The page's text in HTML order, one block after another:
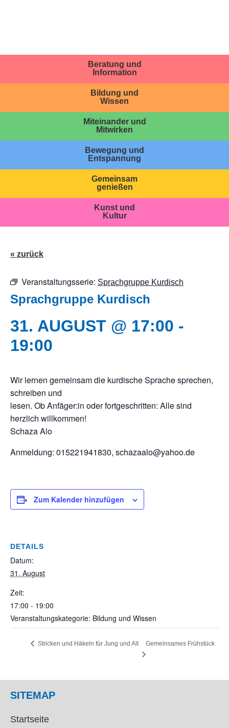
Beratung und
Information
Bildung und
Wissen
Miteinander und
Mitwirken
Bewegung und
Entspannung
Gemeinsam
genießen
Kunst und
Kultur
« zurück
Veranstaltungsserie: Sprachgruppe Kurdisch
Sprachgruppe Kurdisch
31. AUGUST @ 17:00 -
19:00
Wir lernen gemeinsam die kurdische Sprache sprechen,
schreiben und
lesen. Ob Anfäger:in oder fortgeschritten: Alle sind
herzlich willkommen!
Schaza Alo
Anmeldung: 015221941830, schazaalo@yahoo.de
Zum Kalender hinzufügen
DETAILS
Datum:
31. August
Zeit:
17:00 - 19:00
Veranstaltungskategorie: Bildung und Wissen
Stricken und Häkeln für Jung und Alt Gemeinsames Frühstück
SITEMAP
Startseite